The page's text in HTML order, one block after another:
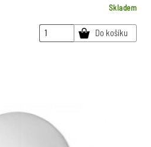
Skladem
Do košíku